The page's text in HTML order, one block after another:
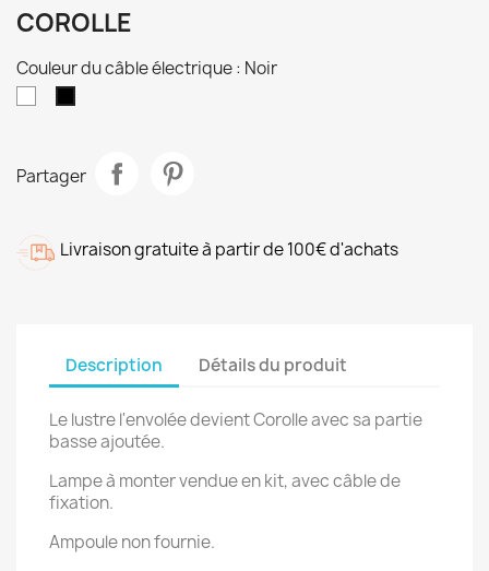
COROLLE
Couleur du câble électrique : Noir
Partager
Livraison gratuite à partir de 100€ d'achats
Description Détails du produit
Le lustre l'envolée devient Corolle avec sa partie
basse ajoutée.
Lampe à monter vendue en kit, avec câble de
fixation.
Ampoule non fournie.